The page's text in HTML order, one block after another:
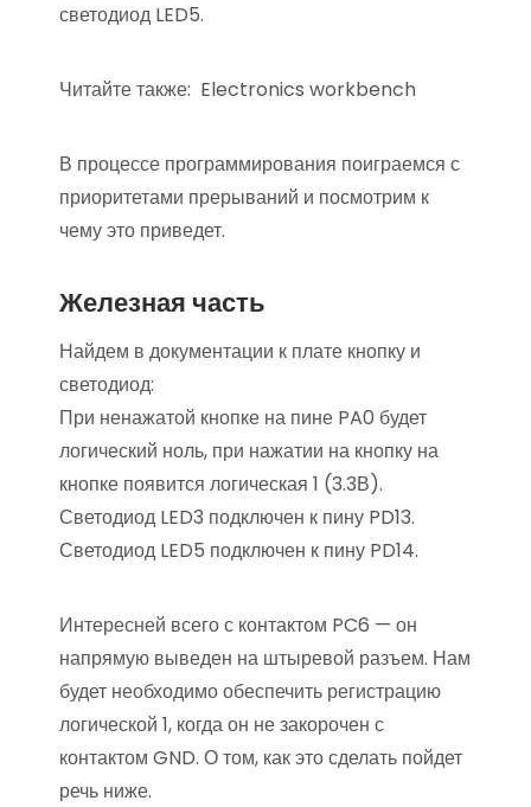
светодиод LED5.
Читайте также: Electronics workbench
В процессе программирования поиграемся с
приоритетами прерываний и посмотрим к
чему это приведет.
Железная часть
Найдем в документации к плате кнопку и
светодиод:
При ненажатой кнопке на пине PA0 будет
логический ноль, при нажатии на кнопку на
кнопке появится логическая 1 (3.3В).
Светодиод LED3 подключен к пину PD13.
Светодиод LED5 подключен к пину PD14.
Интересней всего с контактом PC6 — он
напрямую выведен на штыревой разъем. Нам
будет необходимо обеспечить регистрацию
логической 1, когда он не закорочен с
контактом GND. О том, как это сделать пойдет
речь ниже.